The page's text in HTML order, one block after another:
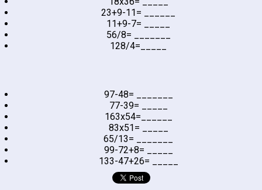
23+9-11= ______
11+9-7= _____
56/8= _______
128/4=_____
97-48= _______
77-39= _____
163x54=______
83x51= _____
65/13= _______
99-72+8= _____
133-47+26= _____